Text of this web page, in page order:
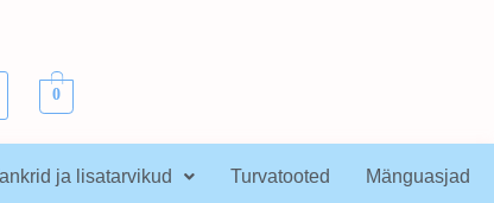
0
ja lisatarvikud Turvatooted Mänguasjad